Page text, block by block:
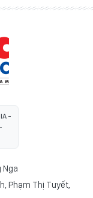
-
Nga
, Phạm Thị Tuyết,